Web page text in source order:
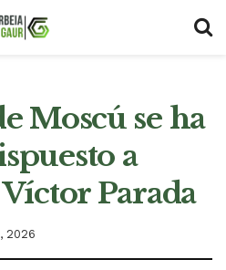
Moscú se ha
a
Parada
2026